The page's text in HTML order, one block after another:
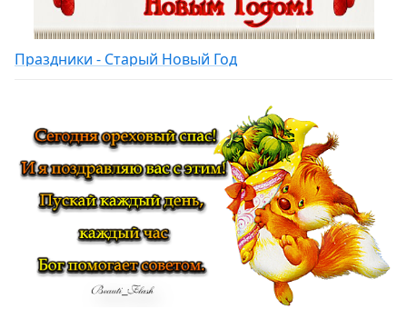
Праздники - Старый Новый Год